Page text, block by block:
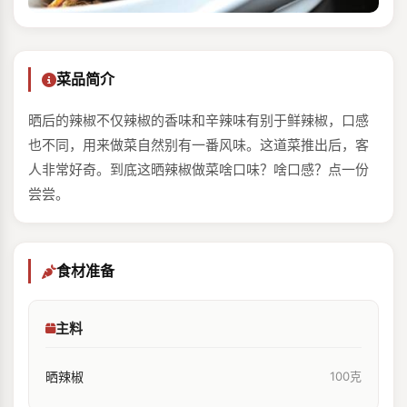
菜品简介
晒后的辣椒不仅辣椒的香味和辛辣味有别于鲜辣椒，口感
也不同，用来做菜自然别有一番风味。这道菜推出后，客
人非常好奇。到底这晒辣椒做菜啥口味？啥口感？点一份
尝尝。
食材准备
主料
晒辣椒 100克